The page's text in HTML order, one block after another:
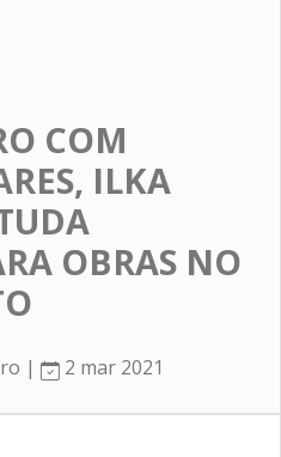
COM
ILKA
OBRAS NO
| 2 mar 2021